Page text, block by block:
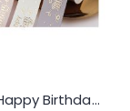
Nauha, Happy Birthday satin